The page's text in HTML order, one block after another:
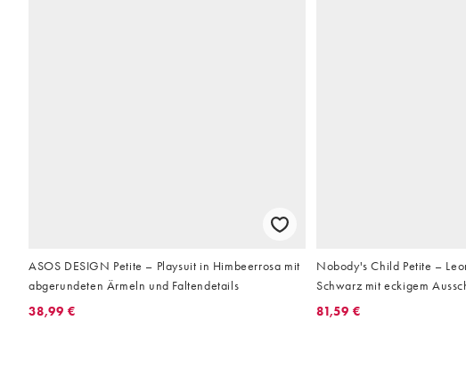
ASOS DESIGN Petite – Playsuit in Himbeerrosa mit
abgerundeten Ärmeln und Faltendetails
38,99 €
Nobody's Child Petite –
Schwarz mit eckigem
81,59 €